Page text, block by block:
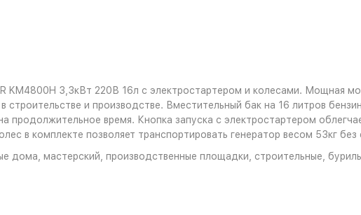
KM4800H 3,3кВт 220В 16л с электростартером и колесами. Мощная
строительстве и производстве. Вместительный бак на 16 литров
продолжительное время. Кнопка запуска с электростартером
в комплекте позволяет транспортировать генератор весом 53кг
дома, мастерский, производственные площадки, строительные,